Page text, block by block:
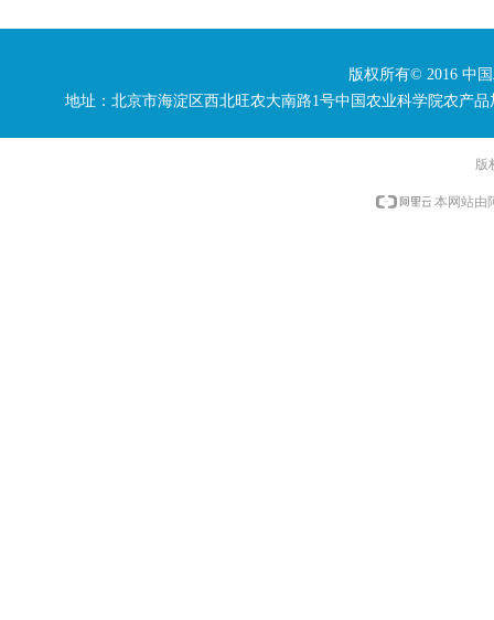
版权所有© 2016 中
地址：北京市海淀区西北旺农大南路1号中国农业科学院农产
版
本网站由